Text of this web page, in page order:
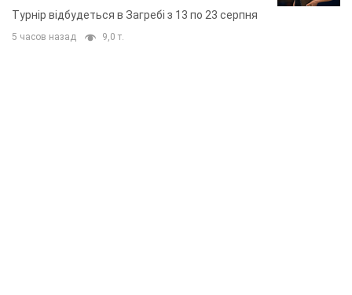
основних спортсменів
Турнір відбудеться в Загребі з 13 по 23 серпня
5 часов назад 9,0 т.